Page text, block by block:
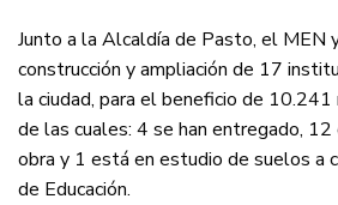
Junto a la Alcaldía de Pasto, el MEN
construcción y ampliación de 17
la ciudad, para el beneficio de 10.241
de las cuales: 4 se han entregado, 12
obra y 1 está en estudio de suelos a
de Educación.